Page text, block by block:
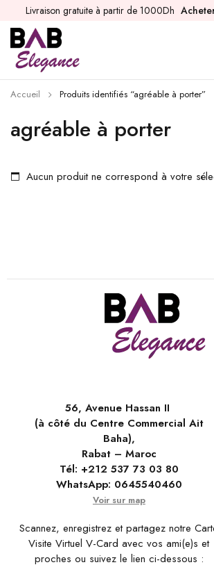
Livraison gratuite à partir de 1000Dh
agréable à porter
Accueil Produits identifiés “agréable à porter”
Aucun produit ne correspond à votre
56, Avenue Hassan II
(à côté du Centre Commercial Ait
Baha),
Rabat – Maroc
Tél: +212 537 73 03 80
WhatsApp: 0645540460
Voir sur map
Scannez, enregistrez et partagez notre
Visite Virtuel V-Card avec vos ami(e)s et
proches ou suivez le lien ci-dessous :